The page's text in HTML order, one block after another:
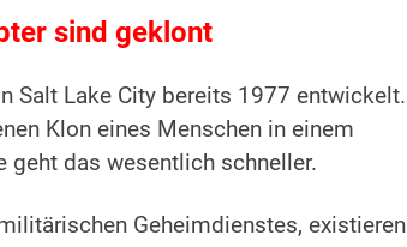
sind geklont
Salt Lake City bereits 1977 entwickelt.
Klon eines Menschen in einem
geht das wesentlich schneller.
Geheimdienstes, existieren